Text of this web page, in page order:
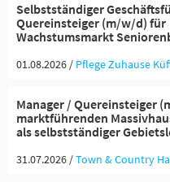
Selbstständiger
Quereinsteiger (m/w/d) für
Wachstumsmarkt
01.08.2026 / Pflege Zuhause
Manager / Quereinsteiger
marktführenden
als selbstständiger
31.07.2026 /Town & Country